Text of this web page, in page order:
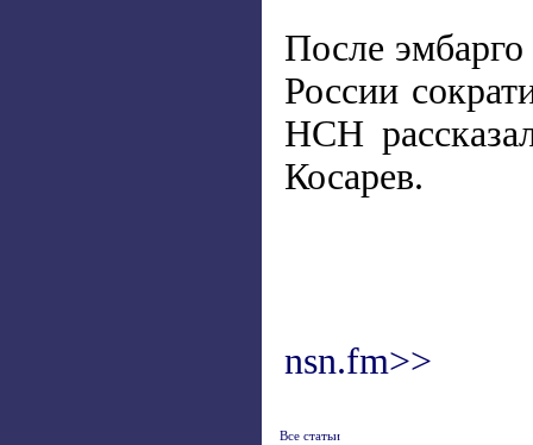
После эмбарго
России
НСН
Косарев.
nsn.fm>>
Все статьи